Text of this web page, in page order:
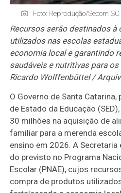
Foto: Reprodução/Secom SC
Recursos serão destinados
utilizados nas escolas
economia local e garantindo
saudáveis e nutritivas para
Ricardo Wolffenbüttel /
O Governo de Santa
de Estado da Educação
30 milhões na aquisição de
familiar para a merenda
ensino em 2026. A
do previsto no Programa
Escolar (PNAE), cujos
compra de produtos